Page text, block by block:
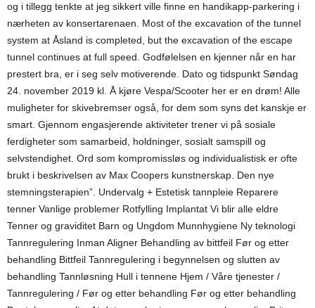
og i tillegg tenkte at jeg sikkert ville finne en handikapp-parkering i
nærheten av konsertarenaen. Most of the excavation of the tunnel
system at Åsland is completed, but the excavation of the escape
tunnel continues at full speed. Godfølelsen en kjenner når en har
prestert bra, er i seg selv motiverende. Dato og tidspunkt Søndag
24. november 2019 kl. Å kjøre Vespa/Scooter her er en drøm! Alle
muligheter for skivebremser også, for dem som syns det kanskje er
smart. Gjennom engasjerende aktiviteter trener vi på sosiale
ferdigheter som samarbeid, holdninger, sosialt samspill og
selvstendighet. Ord som kompromissløs og individualistisk er ofte
brukt i beskrivelsen av Max Coopers kunstnerskap. Den nye
stemningsterapien”. Undervalg + Estetisk tannpleie Reparere
tenner Vanlige problemer Rotfylling Implantat Vi blir alle eldre
Tenner og graviditet Barn og Ungdom Munnhygiene Ny teknologi
Tannregulering Inman Aligner Behandling av bittfeil Før og etter
behandling Bittfeil Tannregulering i begynnelsen og slutten av
behandling Tannløsning Hull i tennene Hjem / Våre tjenester /
Tannregulering / Før og etter behandling Før og etter behandling